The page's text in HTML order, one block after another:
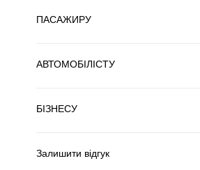
ПАСАЖИРУ
АВТОМОБІЛІСТУ
БІЗНЕСУ
Залишити відгук